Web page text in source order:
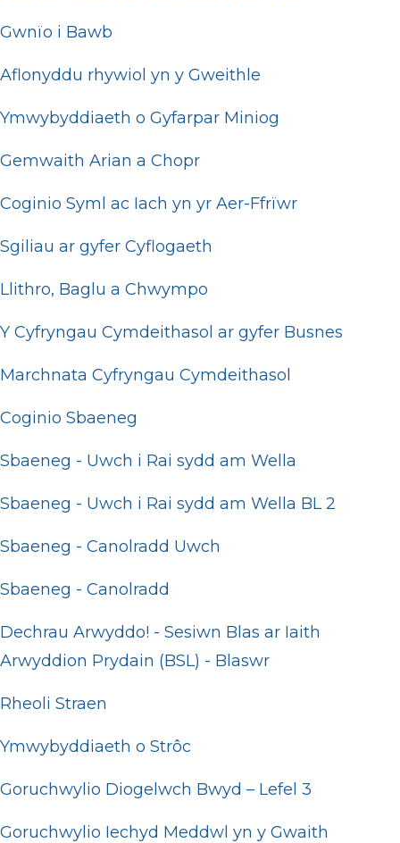
Gwnïo i Bawb
Aflonyddu rhywiol yn y Gweithle
Ymwybyddiaeth o Gyfarpar Miniog
Gemwaith Arian a Chopr
Coginio Syml ac Iach yn yr Aer-Ffrïwr
Sgiliau ar gyfer Cyflogaeth
Llithro, Baglu a Chwympo
Y Cyfryngau Cymdeithasol ar gyfer Busnes
Marchnata Cyfryngau Cymdeithasol
Coginio Sbaeneg
Sbaeneg - Uwch i Rai sydd am Wella
Sbaeneg - Uwch i Rai sydd am Wella BL 2
Sbaeneg - Canolradd Uwch
Sbaeneg - Canolradd
Dechrau Arwyddo! - Sesiwn Blas ar Iaith
Arwyddion Prydain (BSL) - Blaswr
Rheoli Straen
Ymwybyddiaeth o Strôc
Goruchwylio Diogelwch Bwyd – Lefel 3
Goruchwylio Iechyd Meddwl yn y Gwaith